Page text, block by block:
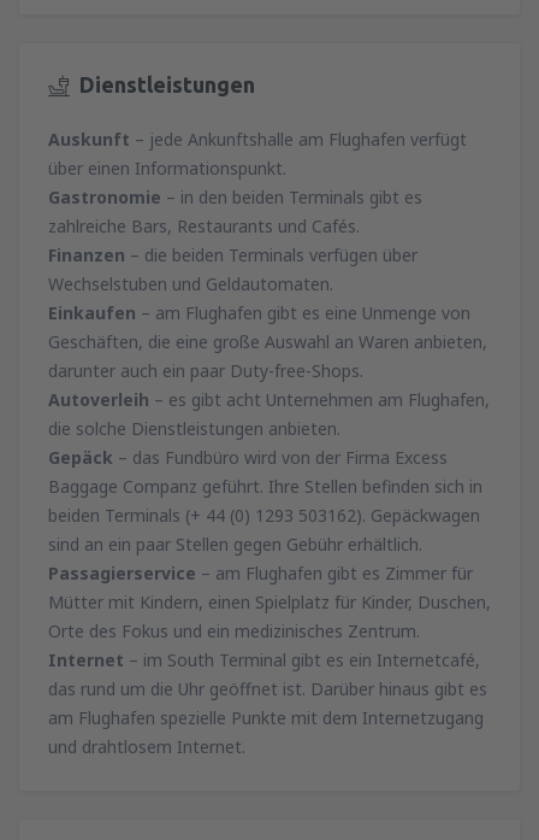
Dienstleistungen
Auskunft – jede Ankunftshalle am Flughafen verfügt
über einen Informationspunkt.
Gastronomie – in den beiden Terminals gibt es
zahlreiche Bars, Restaurants und Cafés.
Finanzen – die beiden Terminals verfügen über
Wechselstuben und Geldautomaten.
Einkaufen – am Flughafen gibt es eine Unmenge von
Geschäften, die eine große Auswahl an Waren anbieten,
darunter auch ein paar Duty-free-Shops.
Autoverleih – es gibt acht Unternehmen am Flughafen,
die solche Dienstleistungen anbieten.
Gepäck – das Fundbüro wird von der Firma Excess
Baggage Companz geführt. Ihre Stellen befinden sich in
beiden Terminals (+ 44 (0) 1293 503162). Gepäckwagen
sind an ein paar Stellen gegen Gebühr erhältlich.
Passagierservice – am Flughafen gibt es Zimmer für
Mütter mit Kindern, einen Spielplatz für Kinder, Duschen,
Orte des Fokus und ein medizinisches Zentrum.
Internet – im South Terminal gibt es ein Internetcafé,
das rund um die Uhr geöffnet ist. Darüber hinaus gibt es
am Flughafen spezielle Punkte mit dem Internetzugang
und drahtlosem Internet.